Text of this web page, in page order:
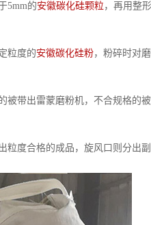
5mm的安徽碳化硅颗粒 ，再用整
度的安徽碳化硅粉，粉碎时对
蒙磨粉机，不合规格的被返
格的成品，旋风口则分出副